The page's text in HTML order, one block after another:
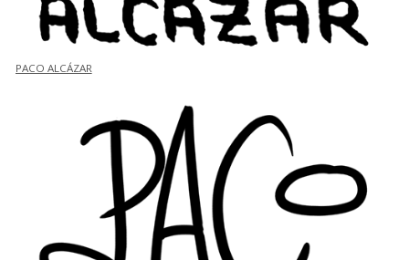
PACO ALCÁZAR